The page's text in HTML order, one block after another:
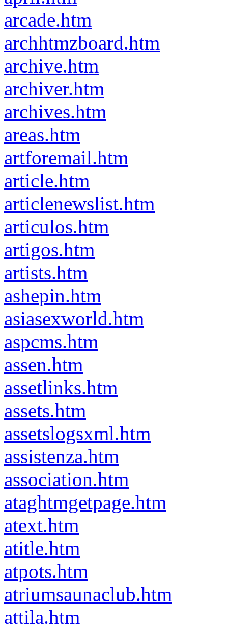
arcade.htm
archhtmzboard.htm
archive.htm
archiver.htm
archives.htm
areas.htm
artforemail.htm
article.htm
articlenewslist.htm
articulos.htm
artigos.htm
artists.htm
ashepin.htm
asiasexworld.htm
aspcms.htm
assen.htm
assetlinks.htm
assets.htm
assetslogsxml.htm
assistenza.htm
association.htm
ataghtmgetpage.htm
atext.htm
atitle.htm
atpots.htm
atriumsaunaclub.htm
attila.htm